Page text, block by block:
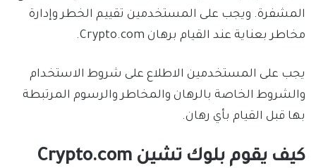
المشفرة. ويجب على المستخدمين تقييم الخطر وإدارة
مخاطر بعناية عند القيام برهان Crypto.com.
يجب على المستخدمين الاطلاع على شروط الاستخدام
والشروط الخاصة بالرهان والمخاطر والرسوم المرتبطة
بها قبل القيام بأي رهان.
كيف يقوم بلوك تشين Crypto.com